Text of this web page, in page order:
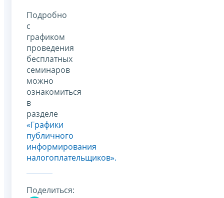
Подробно
с
графиком
проведения
бесплатных
семинаров
можно
ознакомиться
в
разделе
«Графики
публичного
информирования
налогоплательщиков».
Поделиться: